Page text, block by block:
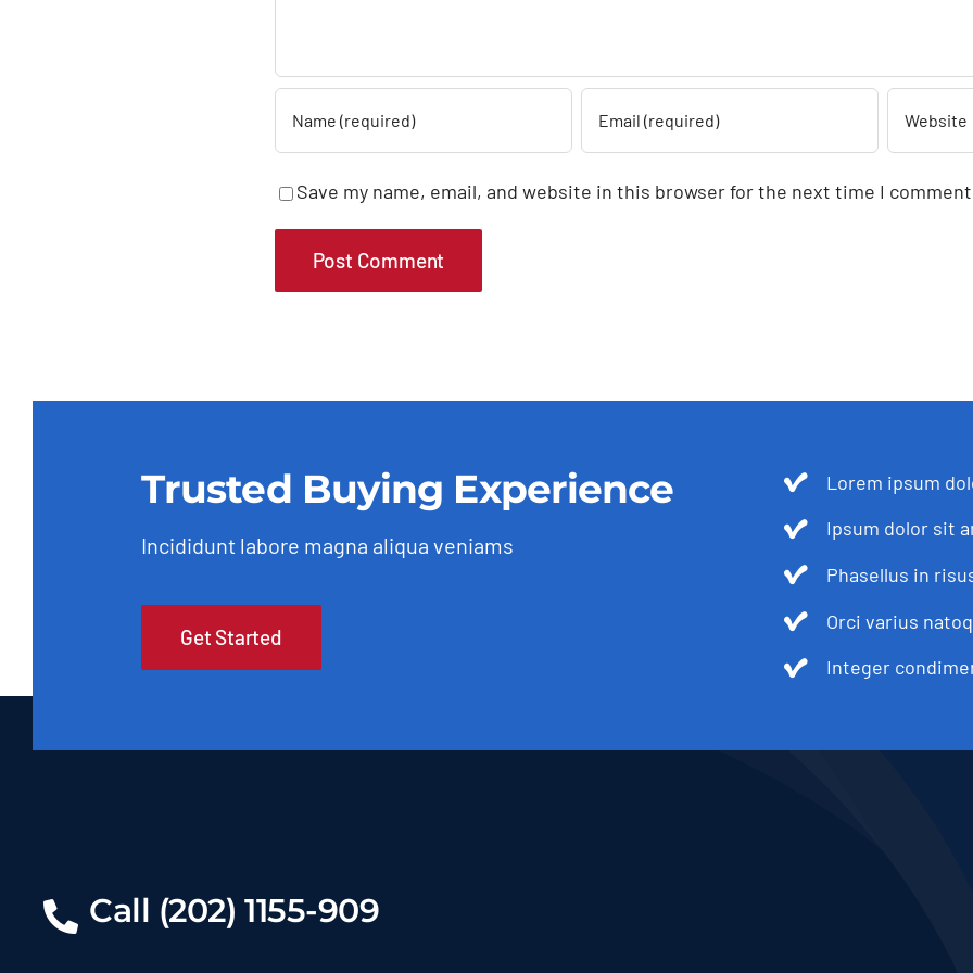
Save my name, email, and website in this browser for the next time I
Trusted Buying Experience
Incididunt labore magna aliqua veniams
Get Started
Lorem ipsum
Ipsum dolor sit
Phasellus in
Orci varius
Integer
Call (202) 1155-909